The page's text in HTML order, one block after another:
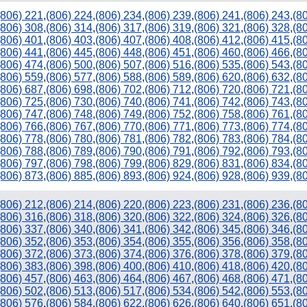
830
221,(806) 224,(806) 234,(806) 239,(806) 241,(806) 243,
308,(806) 314,(806) 317,(806) 319,(806) 321,(806) 328,
401,(806) 403,(806) 407,(806) 408,(806) 412,(806) 415,
441,(806) 445,(806) 448,(806) 451,(806) 460,(806) 466,
474,(806) 500,(806) 507,(806) 516,(806) 535,(806) 543,
559,(806) 577,(806) 588,(806) 589,(806) 620,(806) 632,
687,(806) 698,(806) 702,(806) 712,(806) 720,(806) 721,
725,(806) 730,(806) 740,(806) 741,(806) 742,(806) 743,
747,(806) 748,(806) 749,(806) 752,(806) 758,(806) 761,
766,(806) 767,(806) 770,(806) 771,(806) 773,(806) 774,
778,(806) 780,(806) 781,(806) 782,(806) 783,(806) 784,
788,(806) 789,(806) 790,(806) 791,(806) 792,(806) 793,
797,(806) 798,(806) 799,(806) 829,(806) 831,(806) 834,
873,(806) 885,(806) 893,(806) 924,(806) 928,(806) 939,
212,(806) 214,(806) 220,(806) 223,(806) 231,(806) 236,
316,(806) 318,(806) 320,(806) 322,(806) 324,(806) 326,
337,(806) 340,(806) 341,(806) 342,(806) 345,(806) 346,
352,(806) 353,(806) 354,(806) 355,(806) 356,(806) 358,
372,(806) 373,(806) 374,(806) 376,(806) 378,(806) 379,
383,(806) 398,(806) 400,(806) 410,(806) 418,(806) 420,
457,(806) 463,(806) 464,(806) 467,(806) 468,(806) 471,
502,(806) 513,(806) 517,(806) 534,(806) 542,(806) 553,
576,(806) 584,(806) 622,(806) 626,(806) 640,(806) 651,